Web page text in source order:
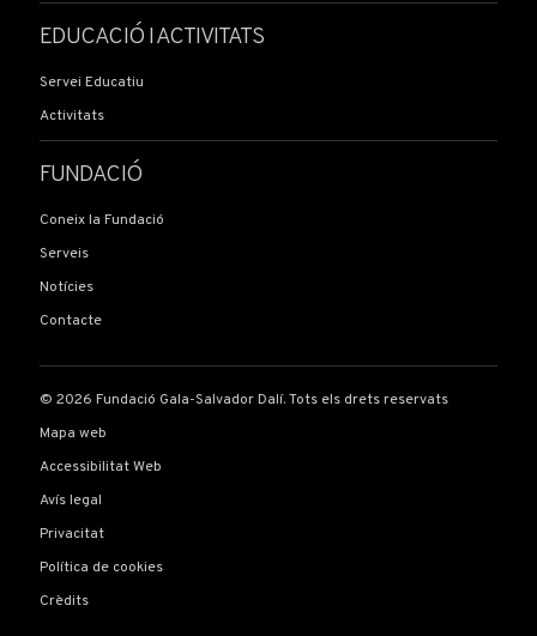
EDUCACIÓ I ACTIVITATS
Servei Educatiu
Activitats
FUNDACIÓ
Coneix la Fundació
Serveis
Notícies
Contacte
© 2026 Fundació Gala-Salvador Dalí. Tots els drets reservats
Mapa web
Accessibilitat Web
Avís legal
Privacitat
Política de cookies
Crèdits